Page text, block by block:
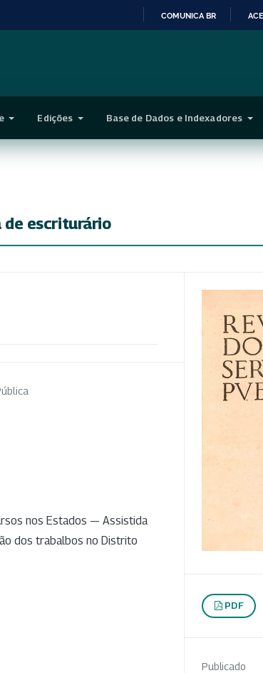
CONTEÚDO
COMUNICA BR
Edições Base de Dados e Indexadores
de escriturário
nos Estados — Assistida
dos trabalbos no Distrito
PDF
Publicado